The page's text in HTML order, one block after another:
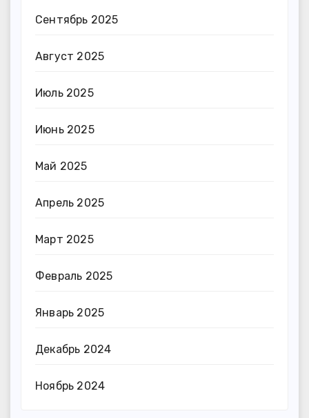
Сентябрь 2025
Август 2025
Июль 2025
Июнь 2025
Май 2025
Апрель 2025
Март 2025
Февраль 2025
Январь 2025
Декабрь 2024
Ноябрь 2024